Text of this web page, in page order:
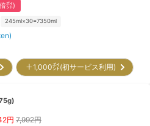
㌽)
245ml×30=7350ml
＋1,000㌽(初サービス利用)
円 7,992円